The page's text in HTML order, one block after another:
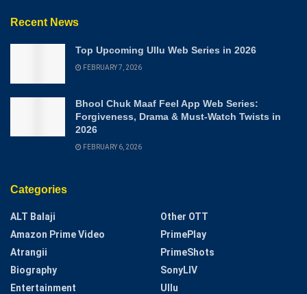
Recent News
Top Upcoming Ullu Web Series in 2026
FEBRUARY 7, 2026
Bhool Chuk Maaf Feel App Web Series:
Forgiveness, Drama & Must-Watch Twists in
2026
FEBRUARY 6, 2026
Categories
ALT Balaji
Amazon Prime Video
Atrangii
Biography
Entertainment
Other OTT
PrimePlay
PrimeShots
SonyLIV
Ullu